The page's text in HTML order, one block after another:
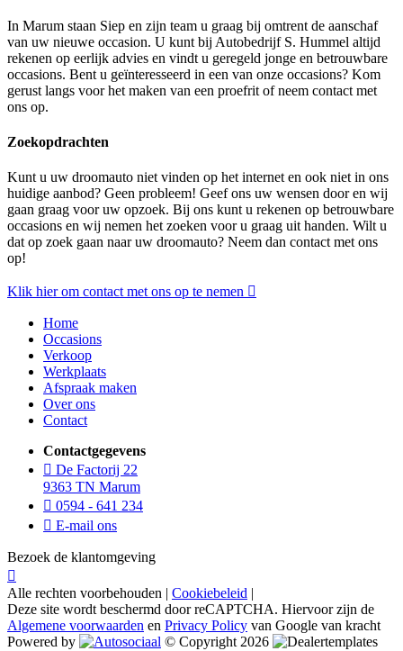
In Marum staan Siep en zijn team u graag bij omtrent de aanschaf
van uw nieuwe occasion. U kunt bij Autobedrijf S. Hummel altijd
rekenen op eerlijk advies en vindt u geregeld jonge en betrouwbare
occasions. Bent u geïnteresseerd in een van onze occasions? Kom
gerust langs voor het maken van een proefrit of neem contact met
ons op.
Zoekopdrachten
Kunt u uw droomauto niet vinden op het internet en ook niet in ons
huidige aanbod? Geen probleem! Geef ons uw wensen door en wij
gaan graag voor uw opzoek. Bij ons kunt u rekenen op betrouwbare
occasions en wij nemen het zoeken voor u graag uit handen. Wilt u
dat op zoek gaan naar uw droomauto? Neem dan contact met ons
op!
Klik hier om contact met ons op te nemen
Home
Occasions
Verkoop
Werkplaats
Afspraak maken
Over ons
Contact
Contactgegevens
De Factorij 22
9363 TN Marum
0594 - 641 234
E-mail ons
Bezoek de klantomgeving
Alle rechten voorbehouden | Cookiebeleid |
Deze site wordt beschermd door reCAPTCHA. Hiervoor zijn de
Algemene voorwaarden en Privacy Policy van Google van kracht
Powered by
© Copyright 2026